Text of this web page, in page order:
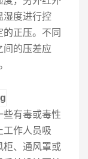
湿度进行控
正压。不同
间的压差应
些有毒或毒性
工作人员吸
柜、通风罩或